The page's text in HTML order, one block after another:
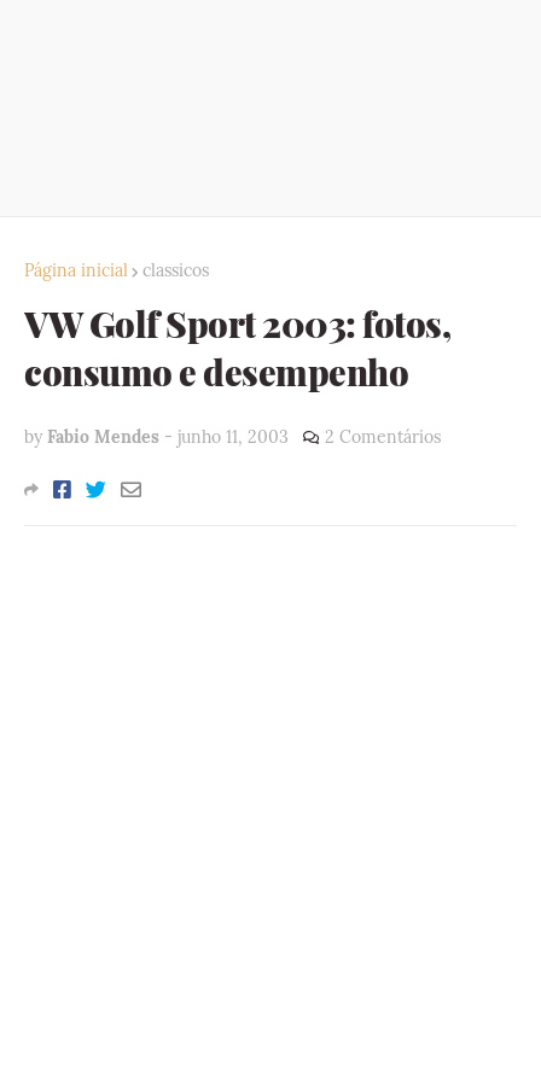
Página inicial classicos
VW Golf Sport 2003: fotos,
consumo e desempenho
by Fabio Mendes - junho 11, 2003 2 Comentários